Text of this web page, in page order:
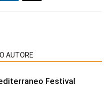
AUTORE
Festival